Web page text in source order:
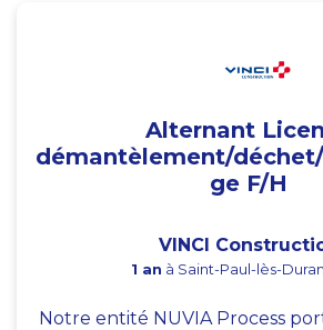
Alternant
démantèlement/
ge F/H
VINCI
1 an à Saint-Paul-lès-
Notre entité NUVIA Process